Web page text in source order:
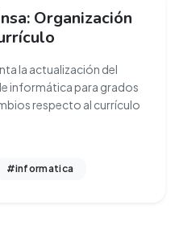
Organización
la actualización del
informática para grados
respecto al currículo
#informatica